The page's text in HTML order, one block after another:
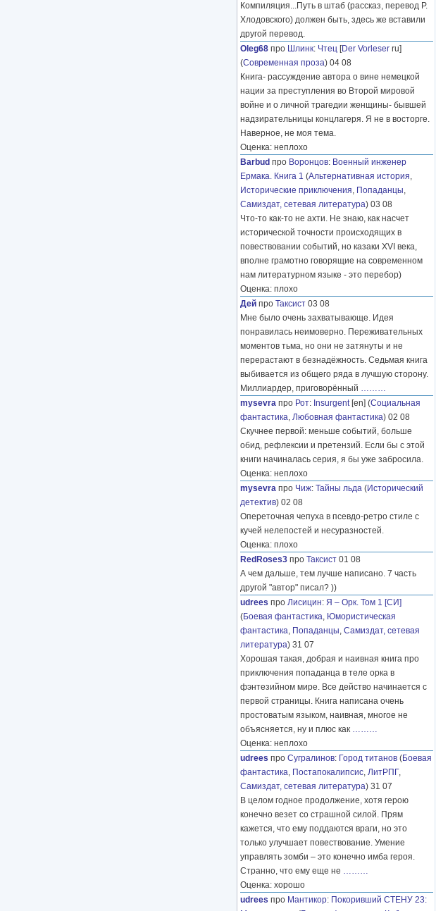
Компиляция...Путь в штаб (рассказ, перевод Р.
Хлодовского) должен быть, здесь же вставили
другой перевод.
Oleg68 про Шлинк: Чтец [Der Vorleser ru]
(Современная проза) 04 08
Книга- рассуждение автора о вине немецкой
нации за преступления во Второй мировой
войне и о личной трагедии женщины- бывшей
надзирательницы концлагеря. Я не в восторге.
Наверное, не моя тема.
Оценка: неплохо
Barbud про Воронцов: Военный инженер
Ермака. Книга 1 (Альтернативная история,
Исторические приключения, Попаданцы,
Самиздат, сетевая литература) 03 08
Что-то как-то не ахти. Не знаю, как насчет
исторической точности происходящих в
повествовании событий, но казаки XVI века,
вполне грамотно говорящие на современном
нам литературном языке - это перебор)
Оценка: плохо
Дей про Таксист 03 08
Мне было очень захватывающе. Идея
понравилась неимоверно. Переживательных
моментов тьма, но они не затянуты и не
перерастают в безнадёжность. Седьмая книга
выбивается из общего ряда в лучшую сторону.
Миллиардер, приговорённый ………
mysevra про Рот: Insurgent[en] (Социальная
фантастика, Любовная фантастика) 02 08
Скучнее первой: меньше событий, больше
обид, рефлексии и претензий. Если бы с этой
книги начиналась серия, я бы уже забросила.
Оценка: неплохо
mysevra про Чиж: Тайны льда (Исторический
детектив) 02 08
Опереточная чепуха в псевдо-ретро стиле с
кучей нелепостей и несуразностей.
Оценка: плохо
RedRoses3 про Таксист 01 08
А чем дальше, тем лучше написано. 7 часть
другой "автор" писал? ))
udrees про Лисицин: Я – Орк. Том 1 [СИ]
(Боевая фантастика, Юмористическая
фантастика, Попаданцы, Самиздат, сетевая
литература) 31 07
Хорошая такая, добрая и наивная книга про
приключения попаданца в теле орка в
фэнтезийном мире. Все действо начинается с
первой страницы. Книга написана очень
простоватым языком, наивная, многое не
объясняется, ну и плюс как ………
Оценка: неплохо
udrees про Сугралинов: Город титанов (Боевая
фантастика, Постапокалипсис, ЛитРПГ,
Самиздат, сетевая литература) 31 07
В целом годное продолжение, хотя герою
конечно везет со страшной силой. Прям
кажется, что ему поддаются враги, но это
только улучшает повествование. Умение
управлять зомби – это конечно имба героя.
Странно, что ему еще не ………
Оценка: хорошо
udrees про Мантикор: Покоривший СТЕНУ 23: